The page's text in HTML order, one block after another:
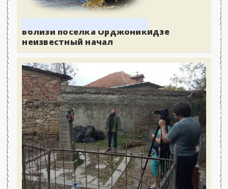
Вблизи поселка Орджоникидзе
неизвестный начал